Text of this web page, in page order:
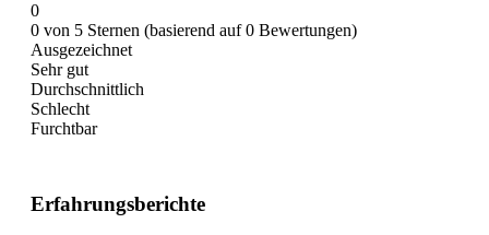
0
0 von 5 Sternen (basierend auf 0 Bewertungen)
Ausgezeichnet
Sehr gut
Durchschnittlich
Schlecht
Furchtbar
Erfahrungsberichte